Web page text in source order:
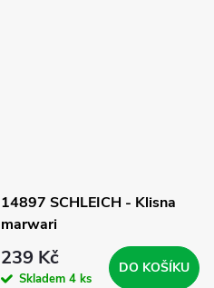
14897 SCHLEICH - Klisna
marwari
239 Kč
Skladem 4 ks
DO KOŠÍKU